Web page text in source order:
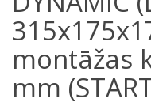
montāžas
mm